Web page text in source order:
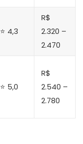
⭐ 4,3
R$
2.320 –
2.470
⭐ 5,0
R$
2.540 –
2.780